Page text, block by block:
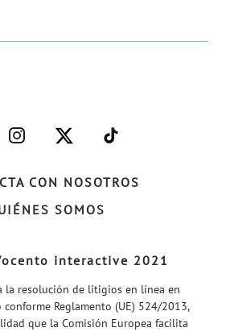
CON NOSOTROS
SOMOS
–
INSTAGRAM–
–
TWITTER–
–
WELIFE–
interactive 2021
la resolución de litigios en línea en
conforme Reglamento (UE) 524/2013,
que la Comisión Europea facilita